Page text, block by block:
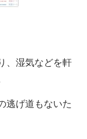
、湿気などを軒
逃げ道もないた